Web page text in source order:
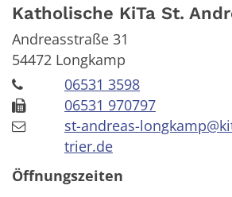
Katholische KiTa St.
Andreasstraße 31
54472 Longkamp
06531 3598
06531 970797
st-andreas-
trier.de
Öffnungszeiten